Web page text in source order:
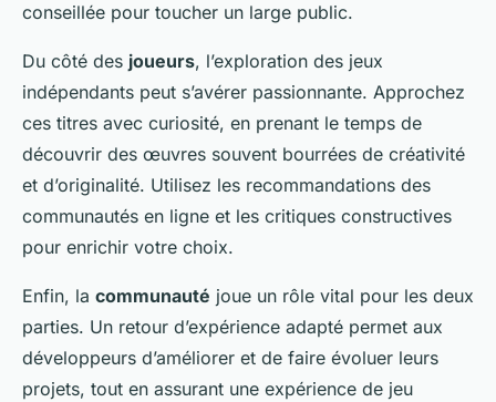
conseillée pour toucher un large public.
Du côté des joueurs, l’exploration des jeux
indépendants peut s’avérer passionnante. Approchez
ces titres avec curiosité, en prenant le temps de
découvrir des œuvres souvent bourrées de créativité
et d’originalité. Utilisez les recommandations des
communautés en ligne et les critiques constructives
pour enrichir votre choix.
Enfin, la communauté joue un rôle vital pour les deux
parties. Un retour d’expérience adapté permet aux
développeurs d’améliorer et de faire évoluer leurs
projets, tout en assurant une expérience de jeu